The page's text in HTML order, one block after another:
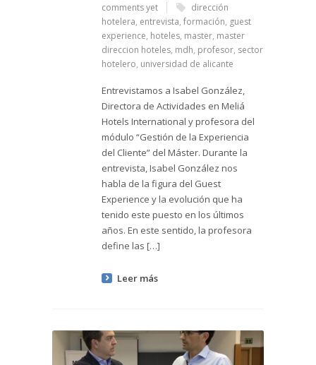
comments yet
dirección
hotelera, entrevista, formación, guest
experience, hoteles, master, master
direccion hoteles, mdh, profesor, sector
hotelero, universidad de alicante
Entrevistamos a Isabel González,
Directora de Actividades en Meliá
Hotels International y profesora del
módulo “Gestión de la Experiencia
del Cliente” del Máster. Durante la
entrevista, Isabel González nos
habla de la figura del Guest
Experience y la evolución que ha
tenido este puesto en los últimos
años. En este sentido, la profesora
define las […]
Leer más